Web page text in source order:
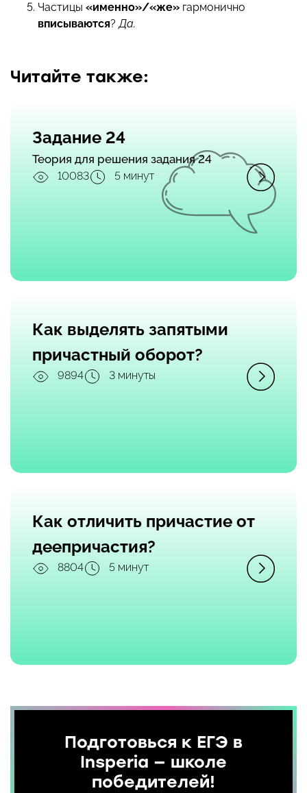
Частицы «именно»/«же» гармонично
вписываются? Да.
Читайте также:
Задание 24
Теория для решения задания 24
10083 5 минут
Как выделять запятыми
причастный оборот?
9894 3 минуты
Как отличить причастие от
деепричастия?
8804 5 минут
Подготовься к ЕГЭ в
Insperia — школе
победителей!